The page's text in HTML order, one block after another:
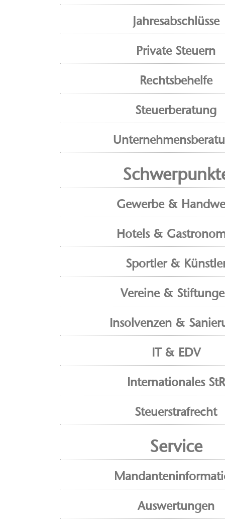
Jahresabschlüsse
Private Steuern
Rechtsbehelfe
Steuerberatung
Gewerbe &
Hotels &
Sportler &
Vereine &
Insolvenzen &
IT & EDV
Internationales StR
Steuerstrafrecht
Service
Auswertungen